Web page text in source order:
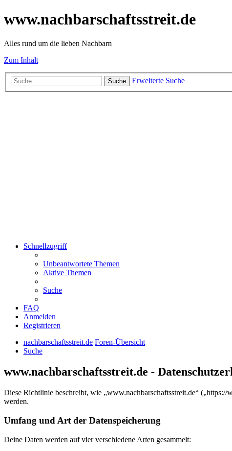
www.nachbarschaftsstreit.de
Alles rund um die lieben Nachbarn
Zum Inhalt
Suche Erweiterte Suche
Schnellzugriff
Unbeantwortete Themen
Aktive Themen
Suche
FAQ
Anmelden
Registrieren
nachbarschaftsstreit.de Foren-Übersicht
Suche
www.nachbarschaftsstreit.de -
Diese Richtlinie beschreibt, wie „www.nachbarschaftsstreit.de“
werden.
Umfang und Art der Datenspeicherung
Deine Daten werden auf vier verschiedene Arten gesammelt: